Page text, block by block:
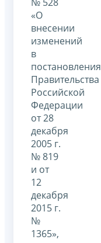
«О
внесении
изменений
в
постановления
Правительства
Российской
Федерации
от 28
декабря
2005 г.
№ 819
и от
12
декабря
2015 г.
№
1365»,